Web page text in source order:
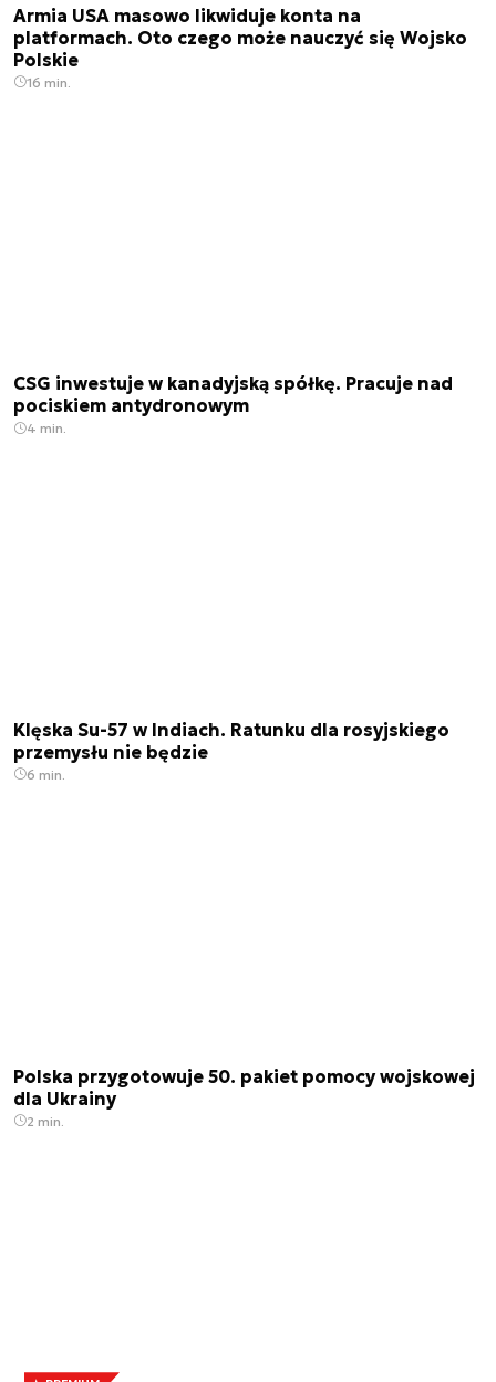
Armia USA masowo likwiduje konta na
platformach. Oto czego może nauczyć się Wojsko
Polskie
16 min.
CSG inwestuje w kanadyjską spółkę. Pracuje nad
pociskiem antydronowym
4 min.
Klęska Su-57 w Indiach. Ratunku dla rosyjskiego
przemysłu nie będzie
6 min.
Polska przygotowuje 50. pakiet pomocy wojskowej
dla Ukrainy
2 min.